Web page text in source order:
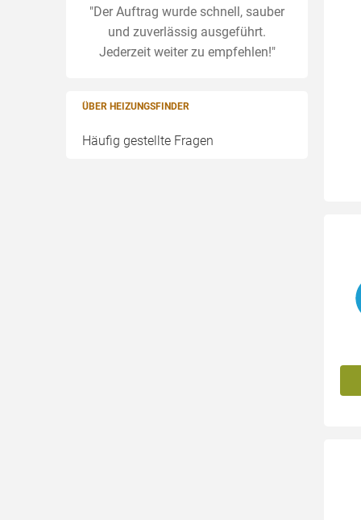
"Der Auftrag wurde schnell, sauber
und zuverlässig ausgeführt.
Jederzeit weiter zu empfehlen!"
ÜBER HEIZUNGSFINDER
Häufig gestellte Fragen